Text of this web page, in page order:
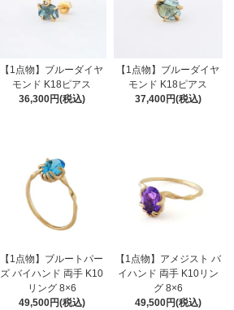
【1点物】ブルーダイヤ
モンド K18ピアス
36,300円(税込)
【1点物】ブルーダイヤ
モンド K18ピアス
37,400円(税込)
【1点物】ブルートパー
ズ バイハンド 両手 K10
リング 8×6
49,500円(税込)
【1点物】アメジスト バ
イハンド 両手 K10リン
グ 8×6
49,500円(税込)